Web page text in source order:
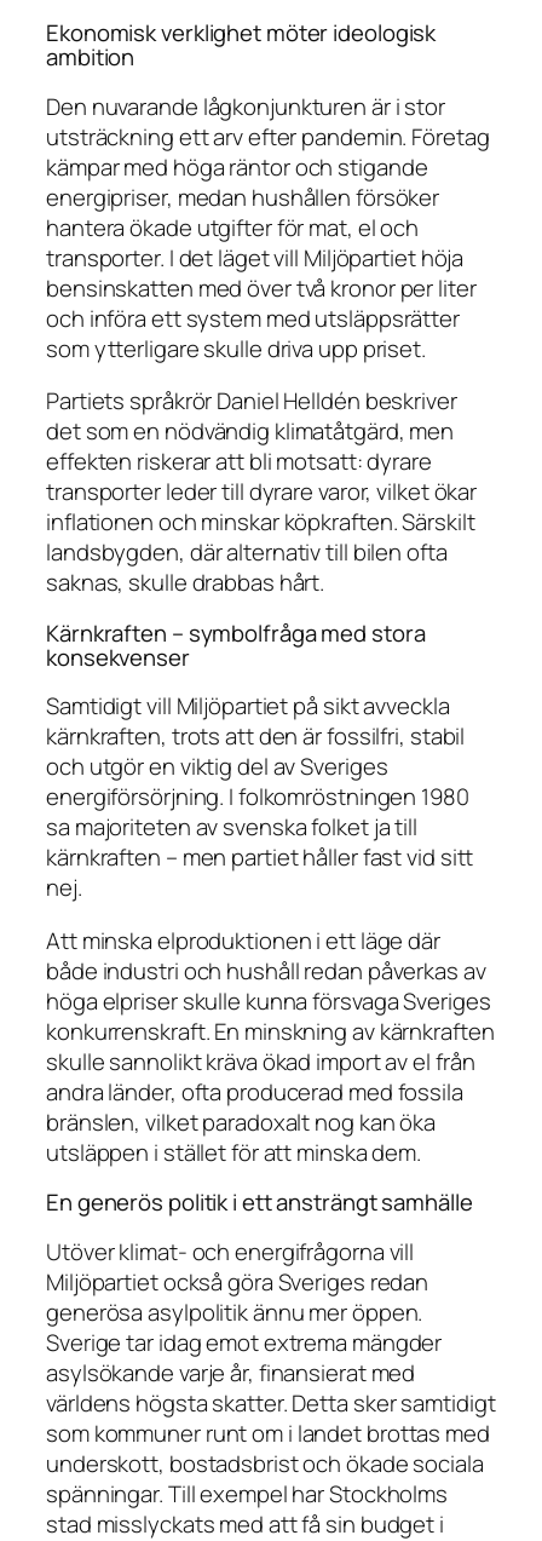
Ekonomisk verklighet möter ideologisk
ambition
Den nuvarande lågkonjunkturen är i stor
utsträckning ett arv efter pandemin. Företag
kämpar med höga räntor och stigande
energipriser, medan hushållen försöker
hantera ökade utgifter för mat, el och
transporter. I det läget vill Miljöpartiet höja
bensinskatten med över två kronor per liter
och införa ett system med utsläppsrätter
som ytterligare skulle driva upp priset.
Partiets språkrör Daniel Helldén beskriver
det som en nödvändig klimatåtgärd, men
effekten riskerar att bli motsatt: dyrare
transporter leder till dyrare varor, vilket ökar
inflationen och minskar köpkraften. Särskilt
landsbygden, där alternativ till bilen ofta
saknas, skulle drabbas hårt.
Kärnkraften – symbolfråga med stora
konsekvenser
Samtidigt vill Miljöpartiet på sikt avveckla
kärnkraften, trots att den är fossilfri, stabil
och utgör en viktig del av Sveriges
energiförsörjning. I folkomröstningen 1980
sa majoriteten av svenska folket ja till
kärnkraften – men partiet håller fast vid sitt
nej.
Att minska elproduktionen i ett läge där
både industri och hushåll redan påverkas av
höga elpriser skulle kunna försvaga Sveriges
konkurrenskraft. En minskning av kärnkraften
skulle sannolikt kräva ökad import av el från
andra länder, ofta producerad med fossila
bränslen, vilket paradoxalt nog kan öka
utsläppen i stället för att minska dem.
En generös politik i ett ansträngt samhälle
Utöver klimat- och energifrågorna vill
Miljöpartiet också göra Sveriges redan
generösa asylpolitik ännu mer öppen.
Sverige tar idag emot extrema mängder
asylsökande varje år, finansierat med
världens högsta skatter. Detta sker samtidigt
som kommuner runt om i landet brottas med
underskott, bostadsbrist och ökade sociala
spänningar. Till exempel har Stockholms
stad misslyckats med att få sin budget i